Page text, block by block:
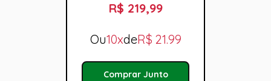
R$ 219,99
Ou10xdeR$ 21.99
Comprar Junto